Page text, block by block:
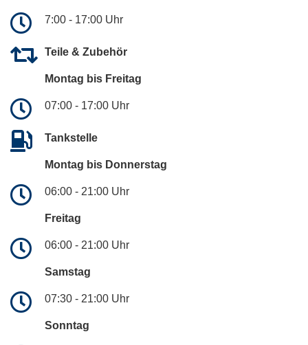
7:00 - 17:00 Uhr
Teile & Zubehör
Montag bis Freitag
07:00 - 17:00 Uhr
Tankstelle
Montag bis Donnerstag
06:00 - 21:00 Uhr
Freitag
06:00 - 21:00 Uhr
Samstag
07:30 - 21:00 Uhr
Sonntag